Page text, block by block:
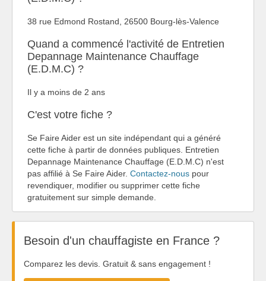
38 rue Edmond Rostand, 26500 Bourg-lès-Valence
Quand a commencé l'activité de Entretien
Depannage Maintenance Chauffage
(E.D.M.C) ?
Il y a moins de 2 ans
C'est votre fiche ?
Se Faire Aider est un site indépendant qui a généré
cette fiche à partir de données publiques. Entretien
Depannage Maintenance Chauffage (E.D.M.C) n'est
pas affilié à Se Faire Aider. Contactez-nous pour
revendiquer, modifier ou supprimer cette fiche
gratuitement sur simple demande.
Besoin d'un chauffagiste en France ?
Comparez les devis. Gratuit & sans engagement !